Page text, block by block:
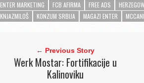
ENTER MARKETING
FCB AFIRMA FREE ADS
KNJAZMILOŠ
KONZUM SRBIJA MAGAZI ENTER
← Previous Story
Werk Mostar: Fortifikacije u
Kalinoviku